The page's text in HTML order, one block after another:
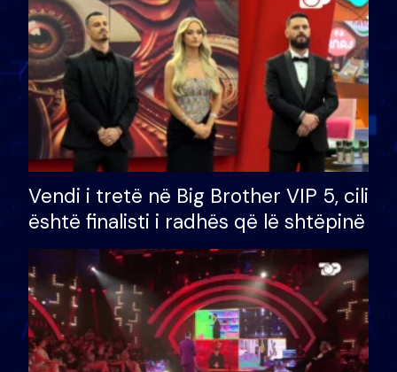
Vendi i tretë në Big Brother VIP 5, cili
është finalisti i radhës që lë shtëpinë